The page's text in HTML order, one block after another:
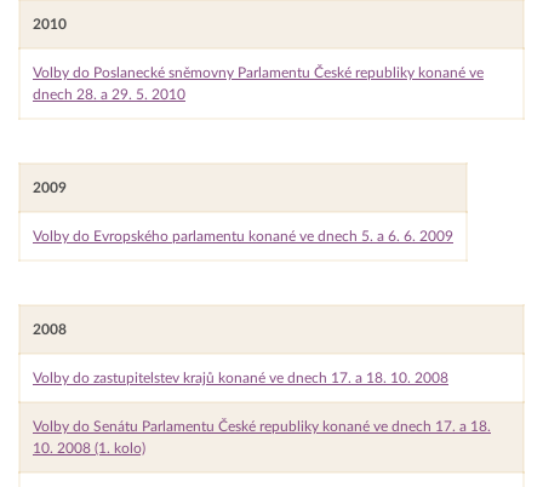
2010
Volby do Poslanecké sněmovny Parlamentu České republiky konané ve
dnech 28. a 29. 5. 2010
2009
Volby do Evropského parlamentu konané ve dnech 5. a 6. 6. 2009
2008
Volby do zastupitelstev krajů konané ve dnech 17. a 18. 10. 2008
Volby do Senátu Parlamentu České republiky konané ve dnech 17. a 18.
10. 2008 (1. kolo)